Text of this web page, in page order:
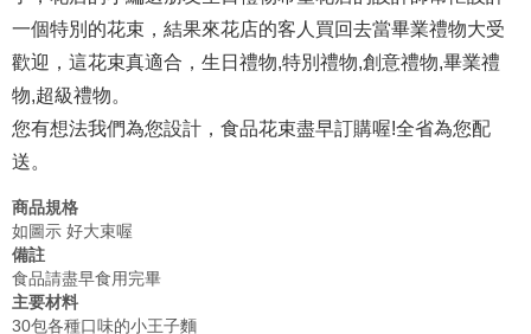
一個特別的花束，結果來花店的客人買回去當畢業禮物大受
歡迎，這花束真適合，生日禮物,特別禮物,創意禮物,畢業禮
物,超級禮物。
您有想法我們為您設計，食品花束盡早訂購喔!全省為您配
送。
商品規格
如圖示 好大束喔
備註
食品請盡早食用完畢
主要材料
30包各種口味的小王子麵